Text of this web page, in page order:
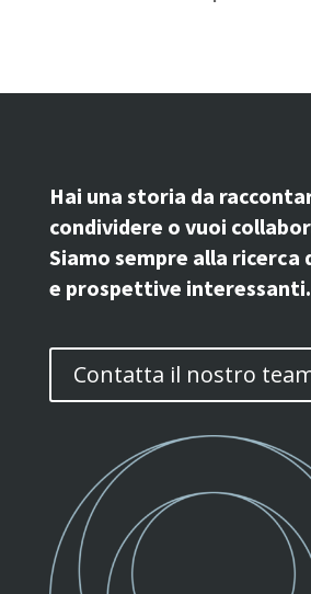
Hai una storia da
condividere o vuoi
Siamo sempre alla ricerca
e prospettive interessanti.
Contatta il nostro